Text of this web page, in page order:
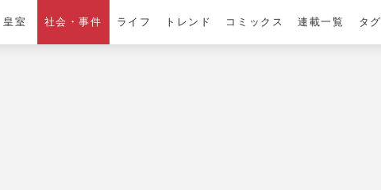
皇室 社会・事件 ライフ トレンド コミックス 連載一覧 タ